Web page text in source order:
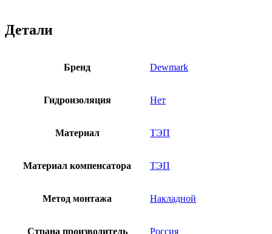
Детали
Бренд Dewmark
Гидроизоляция Нет
Материал ТЭП
Материал компенсатора ТЭП
Метод монтажа Накладной
Страна производитель Россия